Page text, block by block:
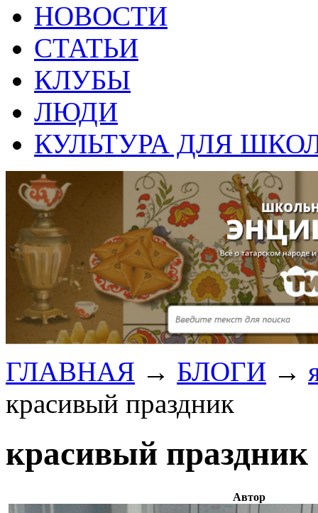
НОВОСТИ
СТАТЬИ
КЛУБЫ
ЛЮДИ
КУЛЬТУРА ДЛЯ
ГЛАВНАЯ → БЛОГИ →
красивый праздник
красивый праздник
Автор